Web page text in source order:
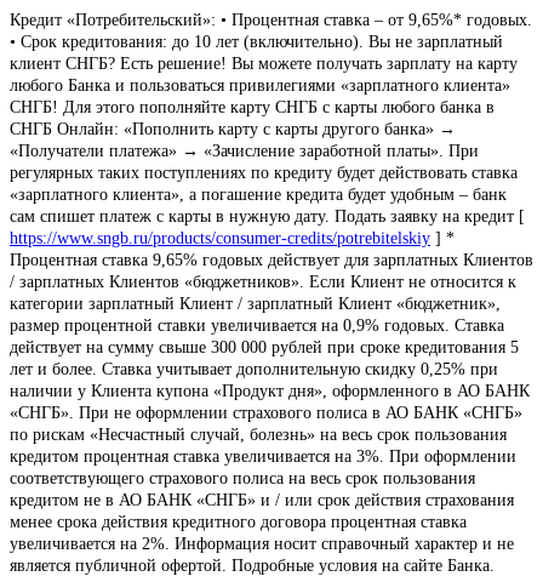
Кредит «Потребительский»: • Процентная ставка – от 9,65%* годовых.
• Срок кредитования: до 10 лет (включительно). Вы не зарплатный
клиент СНГБ? Есть решение! Вы можете получать зарплату на карту
любого Банка и пользоваться привилегиями «зарплатного клиента»
СНГБ! Для этого пополняйте карту СНГБ с карты любого банка в
СНГБ Онлайн: «Пополнить карту с карты другого банка» →
«Получатели платежа» → «Зачисление заработной платы». При
регулярных таких поступлениях по кредиту будет действовать ставка
«зарплатного клиента», а погашение кредита будет удобным – банк
сам спишет платеж с карты в нужную дату. Подать заявку на кредит [
https://www.sngb.ru/products/consumer-credits/potrebitelskiy ] *
Процентная ставка 9,65% годовых действует для зарплатных Клиентов
/ зарплатных Клиентов «бюджетников». Если Клиент не относится к
категории зарплатный Клиент / зарплатный Клиент «бюджетник»,
размер процентной ставки увеличивается на 0,9% годовых. Ставка
действует на сумму свыше 300 000 рублей при сроке кредитования 5
лет и более. Ставка учитывает дополнительную скидку 0,25% при
наличии у Клиента купона «Продукт дня», оформленного в АО БАНК
«СНГБ». При не оформлении страхового полиса в АО БАНК «СНГБ»
по рискам «Несчастный случай, болезнь» на весь срок пользования
кредитом процентная ставка увеличивается на 3%. При оформлении
соответствующего страхового полиса на весь срок пользования
кредитом не в АО БАНК «СНГБ» и / или срок действия страхования
менее срока действия кредитного договора процентная ставка
увеличивается на 2%. Информация носит справочный характер и не
является публичной офертой. Подробные условия на сайте Банка.